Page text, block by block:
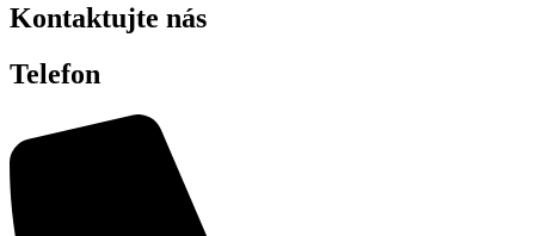
Kontaktujte nás
Telefon